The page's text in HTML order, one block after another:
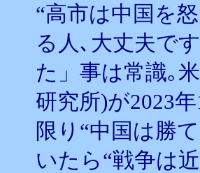
“高市は中国を
る人､大丈夫で
た」事は常識｡
研究所)が2023
限り“中国は勝
いたら“戦争は